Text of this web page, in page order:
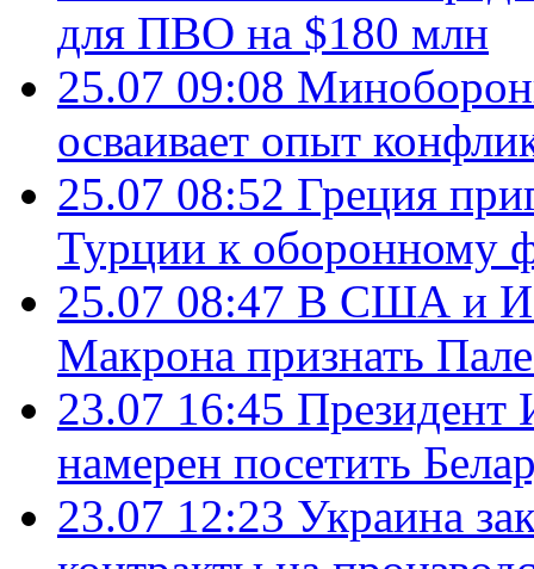
для ПВО на $180 млн
25.07 09:08
осваивает опыт
25.07 08:52 Греция
Турции к оборонному
25.07 08:47 В США и
Макрона признать
23.07 16:45 Президент
намерен посетить
23.07 12:23 Украина